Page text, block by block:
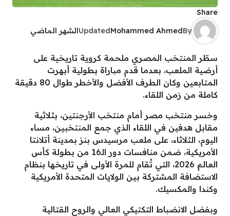
Share
By
Mohammed Ahmed
Updatedالشهر الماضي
سطّر المنتخب المصري ملحمة كروية تاريخية على
أرضية الملعب، بعدما قدم مباراة بطولية أبهرت
المتابعين وكان الطرف الأفضل والأخطر طوال 80 دقيقة
كاملة من زمن اللقاء.
وخسر منتخب مصر أمام منتخب الأرجنتين، بثلاثية
مقابل هدفين في اللقاء الذي جمع المنتخبين، مساء
اليوم، الثلاثاء، على ملعب مرسيدس بنز بمدينة أتلانتا
الأمريكية، ضمن منافسات دور الـ16 من بطولة كأس
العالم 2026، التي تُقام للمرة الأولى في تاريخها بنظام
الاستضافة المشتركة بين الولايات المتحدة الأمريكية
وكندا والمكسيك.
وبفضل الانضباط التكتيكي العالي والروح القتالية